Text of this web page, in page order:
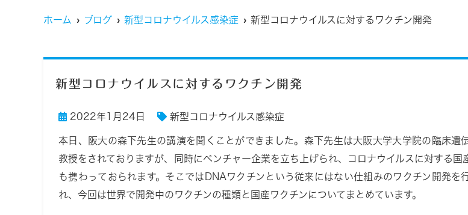
ホーム ブログ 新型コロナウイルス感染症 新型コロナウイルスに対するワクチン開発
新型コロナウイルスに対するワクチン開発
2022年1月24日 新型コロナウイルス感染症
本日、阪大の森下先生の講演を聞くことができました。森下先生は大阪大学大学院の臨床遺
教授をされておりますが、同時にベンチャー企業を立ち上げられ、コロナウイルスに対する国
も携わっておられます。そこではDNAワクチンという従来にはない仕組みのワクチン開発を
れ、今回は世界で開発中のワクチンの種類と国産ワクチンについてまとめています。